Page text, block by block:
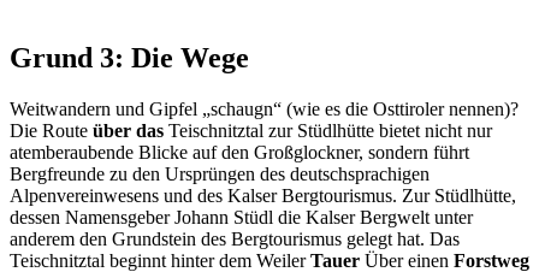
Grund 3: Die Wege
Weitwandern und Gipfel „schaugn“ (wie es die Osttiroler nennen)?
Die Route über das Teischnitztal zur Stüdlhütte bietet nicht nur
atemberaubende Blicke auf den Großglockner, sondern führt
Bergfreunde zu den Ursprüngen des deutschsprachigen
Alpenvereinwesens und des Kalser Bergtourismus. Zur Stüdlhütte,
dessen Namensgeber Johann Stüdl die Kalser Bergwelt unter
anderem den Grundstein des Bergtourismus gelegt hat. Das
Teischnitztal beginnt hinter dem WeilerTauer Über einen Forstweg